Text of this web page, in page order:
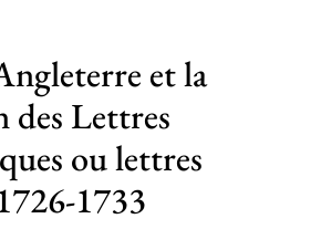
ateliers nationaux
et motions
de l’APHG
dans la presse
et la
Lettres
ou lettres
1733